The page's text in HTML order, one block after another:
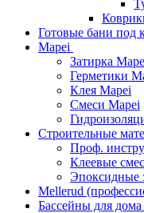
Готовые бани под
Mapei
Затирка
Герметики
Клея Mapei
Смеси Mapei
Строительные
Проф.
Клеевые
Эпоксидные
Mellerud
Бассейны для дома